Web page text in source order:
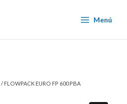
Menú
/ FLOWPACK EURO FP 600 PBA